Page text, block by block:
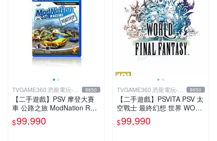
TVGAME360 恐龍電玩-台
中店
8650
【二手遊戲】PSV 摩登大賽
車 公路之旅 ModNation Rac
ers 中文版 【台中恐龍電玩】
$99,990
TVGAME360 恐龍電玩-台
中店
8650
【二手遊戲】PSVITA PSV 太
空戰士 最終幻想 世界 WORL
D OF FINAL FANTASY FF
中文版
$99,990